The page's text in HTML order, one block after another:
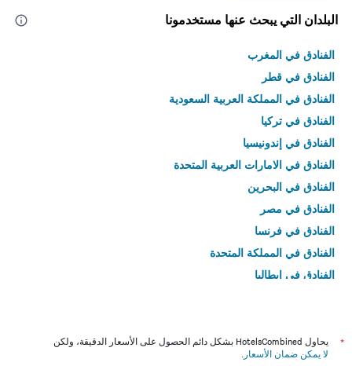
البلدان التي يبحث عنها مستخدمونا
الفنادق في المغرب
الفنادق في قطر
الفنادق في المملكة العربية السعودية
الفنادق في تركيا
الفنادق في إندونيسيا
الفنادق في الامارات العربية المتحدة
الفنادق في البحرين
الفنادق في مصر
الفنادق في فرنسا
الفنادق في المملكة المتحدة
الفنادق في إيطاليا
*
يحاول HotelsCombined بشكل دائم الحصول على الأسعار الدقيقة، ولكن
لا يمكن ضمان الأسعار .